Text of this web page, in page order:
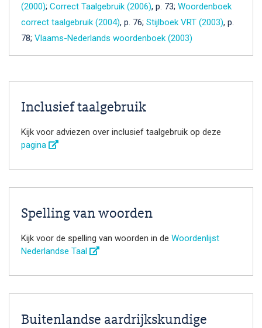
(2000); Correct Taalgebruik (2006), p. 73; Woordenboek
correct taalgebruik (2004), p. 76; Stijlboek VRT (2003), p.
78; Vlaams-Nederlands woordenboek (2003)
Inclusief taalgebruik
Kijk voor adviezen over inclusief taalgebruik op deze
pagina
Spelling van woorden
Kijk voor de spelling van woorden in de Woordenlijst
Nederlandse Taal
Buitenlandse aardrijkskundige